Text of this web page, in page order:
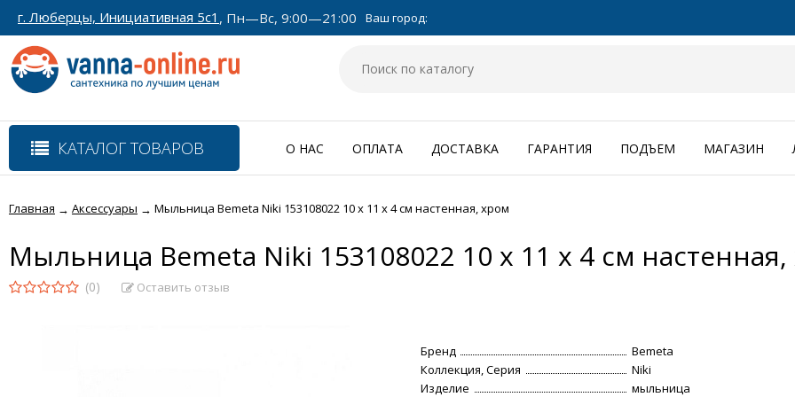
г. Люберцы, Инициативная 5с1 , Пн—Вс, 9:00—21:00 Ваш город:
КАТАЛОГ ТОВАРОВ О НАС ОПЛАТА ДОСТАВКА ГАРАНТИЯ ПОДЪЕМ МАГАЗИН
Главная → Аксессуары → Мыльница Bemeta Niki 153108022 10 x 11 x 4 см настенная, хром
Мыльница Bemeta Niki 153108022 10 x 11 x 4 см
(0) Оставить отзыв
Бренд
Bemeta
Коллекция, Серия
Niki
Изделие
мыльница